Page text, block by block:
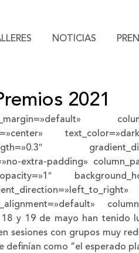
NOTICIAS
2021
extra-padding»
y 19 de mayo han tenido
sesiones con grupos muy
como “el esperado